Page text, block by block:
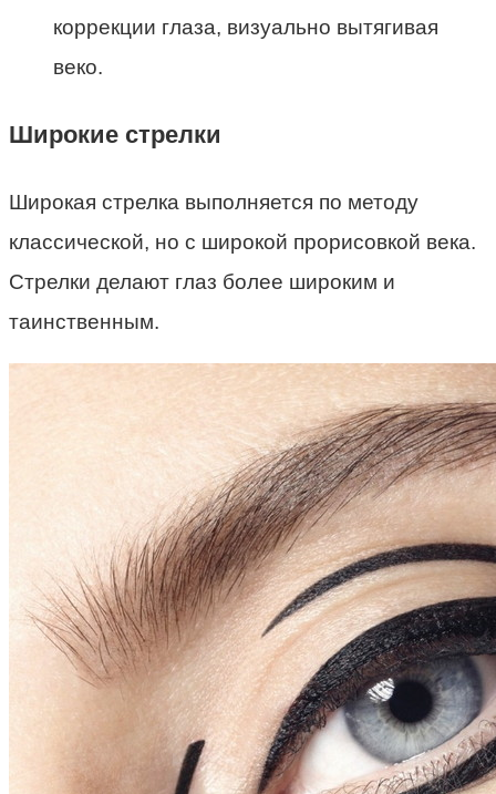
коррекции глаза, визуально вытягивая
веко.
Широкие стрелки
Широкая стрелка выполняется по методу
классической, но с широкой прорисовкой века.
Стрелки делают глаз более широким и
таинственным.